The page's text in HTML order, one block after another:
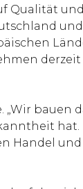
Qualität
„Wir bauen
Handel